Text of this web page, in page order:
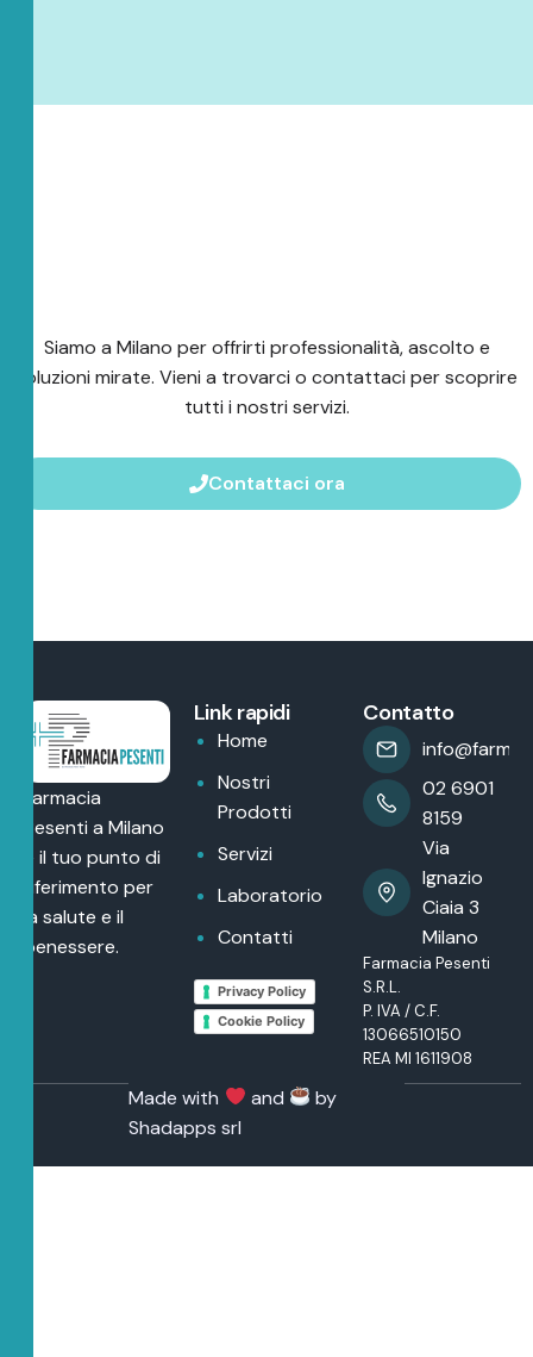
Siamo a Milano per offrirti professionalità, ascolto e
soluzioni mirate. Vieni a trovarci o contattaci per scoprire
tutti i nostri servizi.
Contattaci ora
Farmacia
Pesenti a Milano
è il tuo punto di
riferimento per
la salute e il
benessere.
Link rapidi
Home
Nostri
Prodotti
Servizi
Laboratorio
Contatti
Privacy Policy
Cookie Policy
Contatto
02 6901
8159
Via
Ignazio
Ciaia 3
Milano
Farmacia Pesenti
S.R.L.
P. IVA / C.F.
13066510150
REA MI 1611908
Made with and
by
Shadapps srl